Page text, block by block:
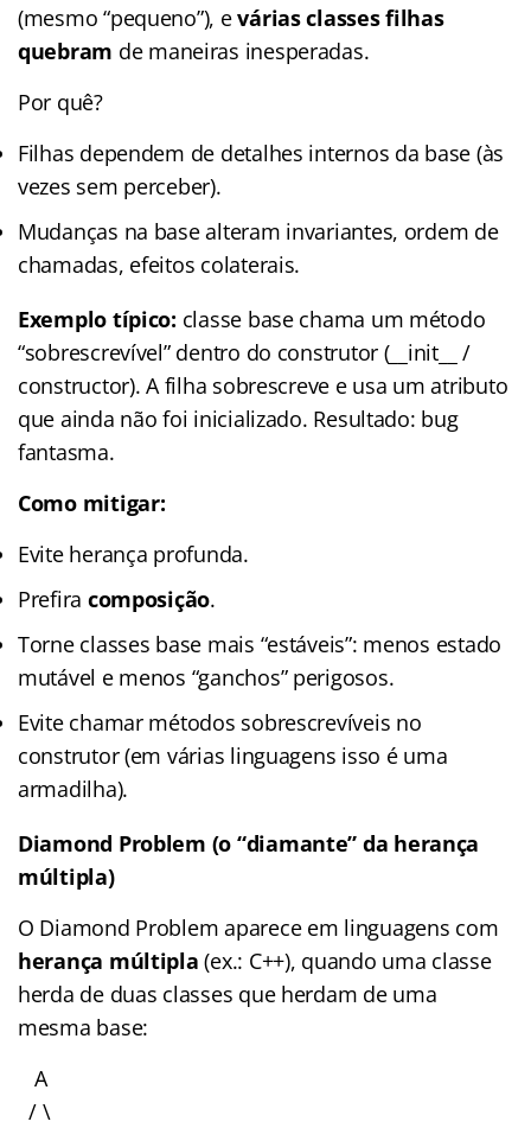
(mesmo “pequeno”), evárias classes filhas
quebram de maneiras inesperadas.
Por quê?
Filhas dependem de detalhes internos da base (às
vezes sem perceber).
Mudanças na base alteram invariantes, ordem de
chamadas, efeitos colaterais.
Exemplo típico: classe base chama um método
“sobrescrevível” dentro do construtor (__init__ /
constructor). A filha sobrescreve e usa um atributo
que ainda não foi inicializado. Resultado: bug
fantasma.
Como mitigar:
Evite herança profunda.
Prefira composição.
Torne classes base mais “estáveis”: menos estado
mutável e menos “ganchos” perigosos.
Evite chamar métodos sobrescrevíveis no
construtor (em várias linguagens isso é uma
armadilha).
Diamond Problem (o “diamante” da herança
múltipla)
O Diamond Problem aparece em linguagens com
herança múltipla (ex.: C++), quando uma classe
herda de duas classes que herdam de uma
mesma base:
A
/ \